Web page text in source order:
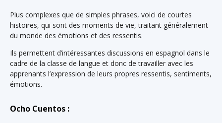
Plus complexes que de simples phrases, voici de courtes
histoires, qui sont des moments de vie, traitant généralement
du monde des émotions et des ressentis.
Ils permettent d’intéressantes discussions en espagnol dans le
cadre de la classe de langue et donc de travailler avec les
apprenants l’expression de leurs propres ressentis, sentiments,
émotions.
Ocho Cuentos :